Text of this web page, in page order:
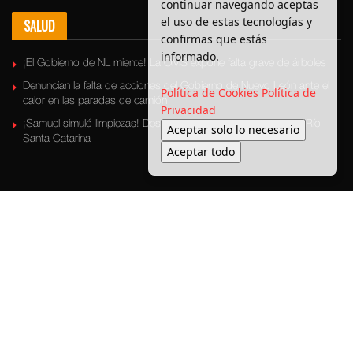
SALUD
¡El Gobierno de NL miente! La OMS expone falta grave de árboles
Denuncian la falta de acciones del Gobierno de Nuevo León ante el
calor en las paradas de camión
¡Samuel simuló limpiezas! Descubren basura escondida en el Río
Santa Catarina
continuar navegando aceptas
el uso de estas tecnologías y
confirmas que estás
informado.
Política de Cookies Política de
Privacidad
Aceptar solo lo necesario
Aceptar todo